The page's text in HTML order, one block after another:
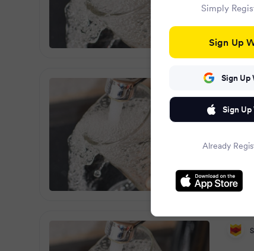
Simply
Sign Up
Sign Up
Sign
Already